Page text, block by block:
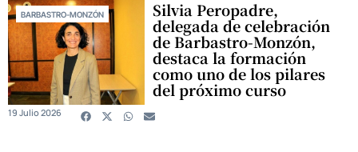
BARBASTRO-MONZÓN Silvia Peropadre,
delegada de celebración
de Barbastro-Monzón,
destaca la formación
como uno de los pilares
del próximo curso
19 Julio 2026